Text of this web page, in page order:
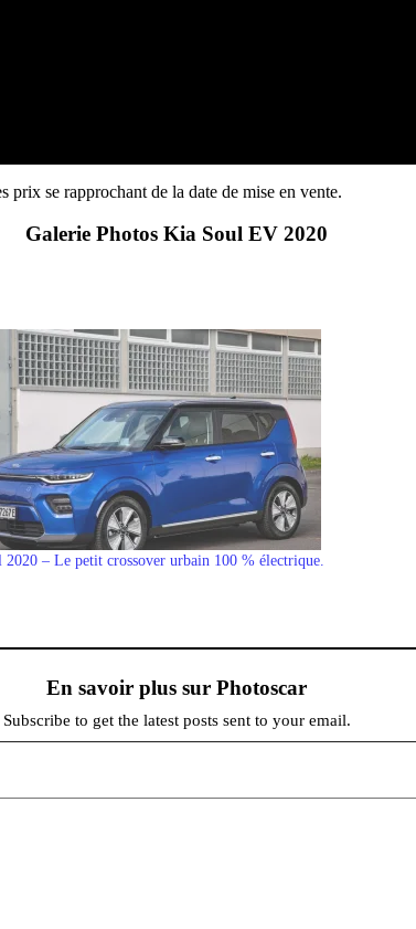
se rapprochant de la date de mise en vente.
Galerie Photos Kia Soul EV 2020
2020 – Le petit crossover urbain 100 % électrique.
En savoir plus sur Photoscar
Subscribe to get the latest posts sent to your email.